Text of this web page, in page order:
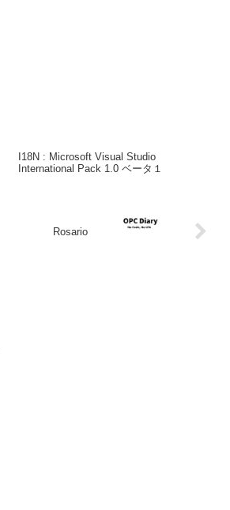
I18N : Microsoft Visual Studio
International Pack 1.0 ベータ１
Rosario